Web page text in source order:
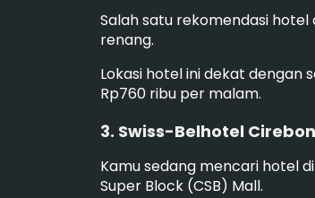
Salah satu rekomendasi
renang.
Lokasi hotel ini dekat dengan
Rp760 ribu per malam.
3. Swiss-Belhotel Cirebon
Kamu sedang mencari hotel
Super Block (CSB) Mall.